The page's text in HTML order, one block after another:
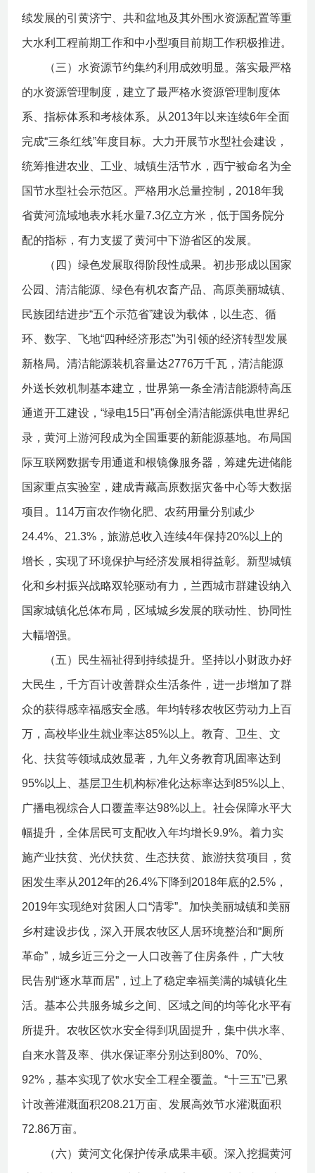
续发展的引黄济宁、共和盆地及其外围水资源配置等重
大水利工程前期工作和中小型项目前期工作积极推进。
（三）水资源节约集约利用成效明显。落实最严格
的水资源管理制度，建立了最严格水资源管理制度体
系、指标体系和考核体系。从2013年以来连续6年全面
完成“三条红线”年度目标。大力开展节水型社会建设，
统筹推进农业、工业、城镇生活节水，西宁被命名为全
国节水型社会示范区。严格用水总量控制，2018年我
省黄河流域地表水耗水量7.3亿立方米，低于国务院分
配的指标，有力支援了黄河中下游省区的发展。
（四）绿色发展取得阶段性成果。初步形成以国家
公园、清洁能源、绿色有机农畜产品、高原美丽城镇、
民族团结进步“五个示范省”建设为载体，以生态、循
环、数字、飞地“四种经济形态”为引领的经济转型发展
新格局。清洁能源装机容量达2776万千瓦，清洁能源
外送长效机制基本建立，世界第一条全清洁能源特高压
通道开工建设，“绿电15日”再创全清洁能源供电世界纪
录，黄河上游河段成为全国重要的新能源基地。布局国
际互联网数据专用通道和根镜像服务器，筹建先进储能
国家重点实验室，建成青藏高原数据灾备中心等大数据
项目。114万亩农作物化肥、农药用量分别减少
24.4%、21.3%，旅游总收入连续4年保持20%以上的
增长，实现了环境保护与经济发展相得益彰。新型城镇
化和乡村振兴战略双轮驱动有力，兰西城市群建设纳入
国家城镇化总体布局，区域城乡发展的联动性、协同性
大幅增强。
（五）民生福祉得到持续提升。坚持以小财政办好
大民生，千方百计改善群众生活条件，进一步增加了群
众的获得感幸福感安全感。年均转移农牧区劳动力上百
万，高校毕业生就业率达85%以上。教育、卫生、文
化、扶贫等领域成效显著，九年义务教育巩固率达到
95%以上、基层卫生机构标准化达标率达到85%以上、
广播电视综合人口覆盖率达98%以上。社会保障水平大
幅提升，全体居民可支配收入年均增长9.9%。着力实
施产业扶贫、光伏扶贫、生态扶贫、旅游扶贫项目，贫
困发生率从2012年的26.4%下降到2018年底的2.5%，
2019年实现绝对贫困人口“清零”。加快美丽城镇和美丽
乡村建设步伐，深入开展农牧区人居环境整治和“厕所
革命”，城乡近三分之一人口改善了住房条件，广大牧
民告别“逐水草而居”，过上了稳定幸福美满的城镇化生
活。基本公共服务城乡之间、区域之间的均等化水平有
所提升。农牧区饮水安全得到巩固提升，集中供水率、
自来水普及率、供水保证率分别达到80%、70%、
92%，基本实现了饮水安全工程全覆盖。“十三五”已累
计改善灌溉面积208.21万亩、发展高效节水灌溉面积
72.86万亩。
（六）黄河文化保护传承成果丰硕。深入挖掘黄河